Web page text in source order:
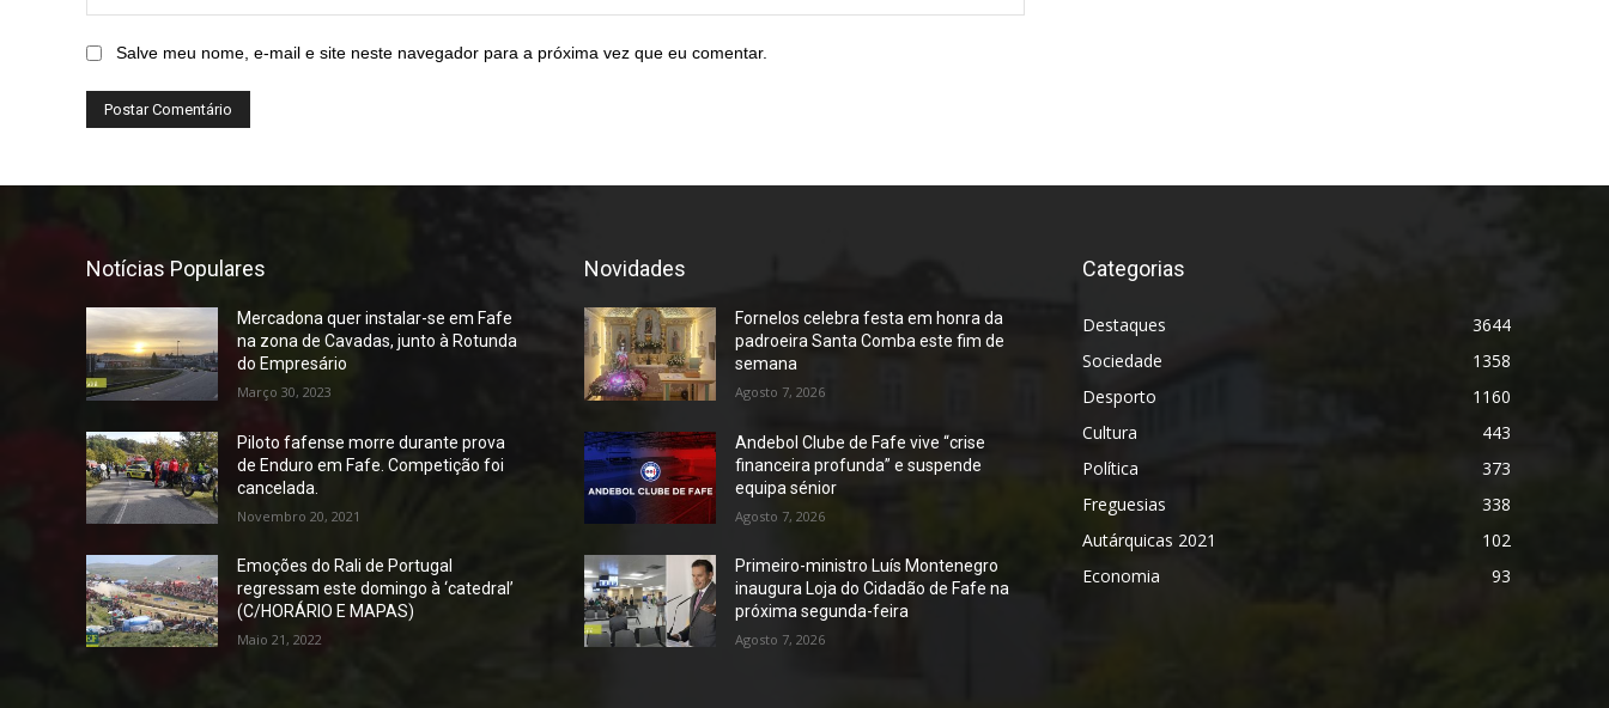
Salve meu nome, e-mail e site neste navegador para a próxima vez que eu comentar.
Notícias Populares
Mercadona quer instalar-se em Fafe
na zona de Cavadas, junto à Rotunda
do Empresário
Março 30, 2023
Piloto fafense morre durante prova
de Enduro em Fafe. Competição foi
cancelada.
Novembro 20, 2021
Emoções do Rali de Portugal
regressam este domingo à ‘catedral’
(C/HORÁRIO E MAPAS)
Maio 21, 2022
Novidades
Fornelos celebra festa em honra da
padroeira Santa Comba este fim de
semana
Agosto 7, 2026
Andebol Clube de Fafe vive “crise
financeira profunda” e suspende
equipa sénior
Agosto 7, 2026
Primeiro-ministro Luís Montenegro
inaugura Loja do Cidadão de Fafe na
próxima segunda-feira
Agosto 7, 2026
Categorias
Destaques
3644
Sociedade
1358
Desporto
1160
Cultura
443
Política
373
Freguesias
338
Autárquicas 2021
102
Economia
93